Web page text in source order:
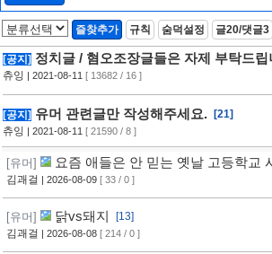
즐찾추가 규칙 숨덕설정 글20/댓글3
[공지] 정치글 / 혐오조장글들은 자제 부탁드립
츄잉 | 2021-08-11 [ 13682 / 16 ]
[공지] 유머 관련글만 작성해주세요.
[21]
츄잉 | 2021-08-11 [ 21590 / 8 ]
[유머] 요즘 애들은 안 믿는 옛날 고등학교
김괘걸 | 2026-08-09 [ 33 / 0 ]
[유머] 닭vs돼지
[13]
김괘걸 | 2026-08-08 [ 214 / 0 ]